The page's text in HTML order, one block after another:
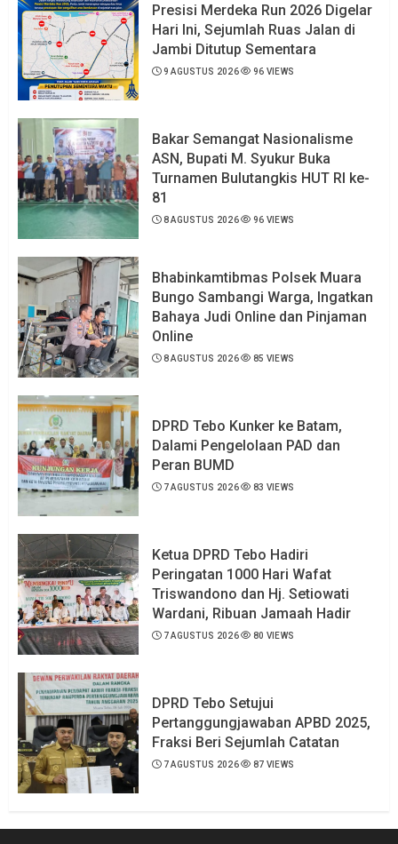
Presisi Merdeka Run 2026 Digelar
Hari Ini, Sejumlah Ruas Jalan di
Jambi Ditutup Sementara
9 AGUSTUS 2026 96 VIEWS
Bakar Semangat Nasionalisme
ASN, Bupati M. Syukur Buka
Turnamen Bulutangkis HUT RI ke-
81
8 AGUSTUS 2026 96 VIEWS
Bhabinkamtibmas Polsek Muara
Bungo Sambangi Warga, Ingatkan
Bahaya Judi Online dan Pinjaman
Online
8 AGUSTUS 2026 85 VIEWS
DPRD Tebo Kunker ke Batam,
Dalami Pengelolaan PAD dan
Peran BUMD
7 AGUSTUS 2026 83 VIEWS
Ketua DPRD Tebo Hadiri
Peringatan 1000 Hari Wafat
Triswandono dan Hj. Setiowati
Wardani, Ribuan Jamaah Hadir
7 AGUSTUS 2026 80 VIEWS
DPRD Tebo Setujui
Pertanggungjawaban APBD 2025,
Fraksi Beri Sejumlah Catatan
7 AGUSTUS 2026 87 VIEWS